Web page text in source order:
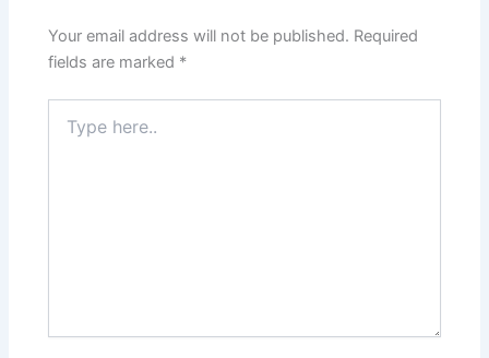
Your email address will not be published. Required
fields are marked *
here..